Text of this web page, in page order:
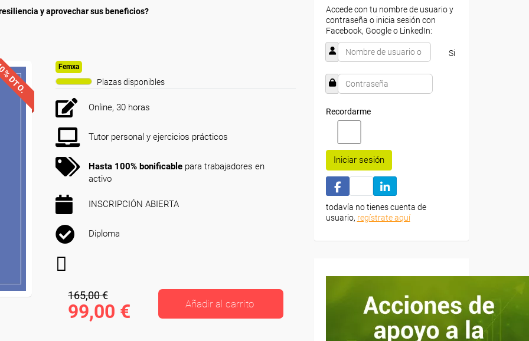
y aprovechar sus beneficios?
DTO. Femxa
Plazas disponibles
Online, 30 horas
Tutor personal y ejercicios prácticos
Hasta 100% bonificable para trabajadores en
activo
INSCRIPCIÓN ABIERTA
Diploma
165,00 €
99,00 € Añadir al carrito
Accede con tu nombre de usuario y
contraseña o inicia sesión con
Facebook, Google o LinkedIn:
Recordarme
Iniciar sesión
Si
todavía no tienes cuenta de
usuario, regístrate aquí